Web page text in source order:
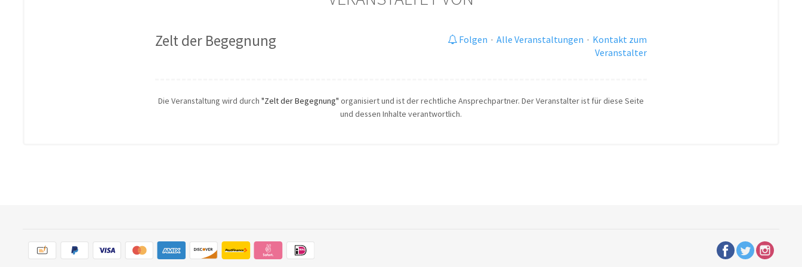
Zelt der Begegnung Folgen · Alle Veranstaltungen · Kontakt zum
Veranstalter
Die Veranstaltung wird durch "Zelt der Begegnung" organisiert und ist der rechtliche Ansprechpartner. Der Veranstalter ist für diese Seite
und dessen Inhalte verantwortlich.